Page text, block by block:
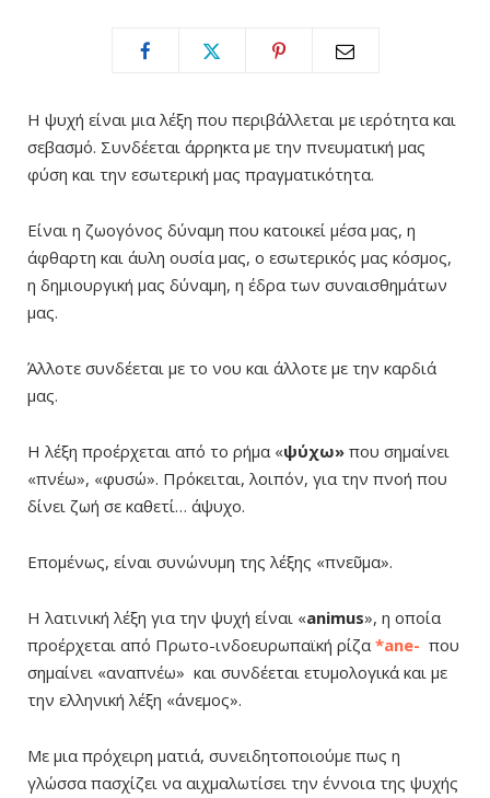
Η ψυχή είναι μια λέξη που περιβάλλεται με ιερότητα και
σεβασμό. Συνδέεται άρρηκτα με την πνευματική μας
φύση και την εσωτερική μας πραγματικότητα.
Είναι η ζωογόνος δύναμη που κατοικεί μέσα μας, η
άφθαρτη και άυλη ουσία μας, ο εσωτερικός μας κόσμος,
η δημιουργική μας δύναμη, η έδρα των συναισθημάτων
μας.
Άλλοτε συνδέεται με το νου και άλλοτε με την καρδιά
μας.
Η λέξη προέρχεται από το ρήμα «ψύχω» που σημαίνει
«πνέω», «φυσώ». Πρόκειται, λοιπόν, για την πνοή που
δίνει ζωή σε καθετί… άψυχο.
Επομένως, είναι συνώνυμη της λέξης «πνεῦμα».
Η λατινική λέξη για την ψυχή είναι «animus», η οποία
προέρχεται από Πρωτο-ινδοευρωπαϊκή ρίζα *ane- που
σημαίνει «αναπνέω» και συνδέεται ετυμολογικά και με
την ελληνική λέξη «άνεμος».
Με μια πρόχειρη ματιά, συνειδητοποιούμε πως η
γλώσσα πασχίζει να αιχμαλωτίσει την έννοια της ψυχής